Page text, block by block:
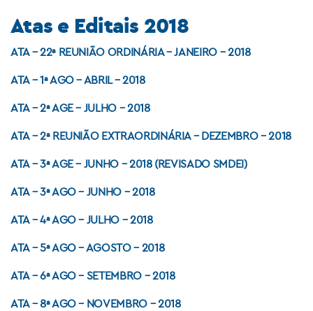
Atas e Editais 2018
ATA – 22ª REUNIÃO ORDINÁRIA – JANEIRO – 2018
ATA – 1ª AGO – ABRIL – 2018
ATA – 2ª AGE – JULHO – 2018
ATA – 2ª REUNIÃO EXTRAORDINÁRIA – DEZEMBRO – 2018
ATA – 3ª AGE – JUNHO – 2018 (REVISADO SMDEI)
ATA – 3ª AGO – JUNHO – 2018
ATA – 4ª AGO – JULHO – 2018
ATA – 5ª AGO – AGOSTO – 2018
ATA – 6ª AGO – SETEMBRO – 2018
ATA – 8ª AGO – NOVEMBRO – 2018